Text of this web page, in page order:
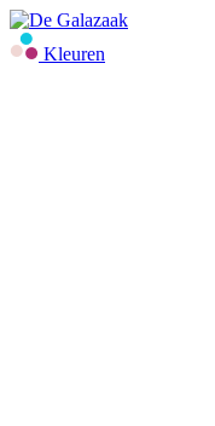
Kleuren